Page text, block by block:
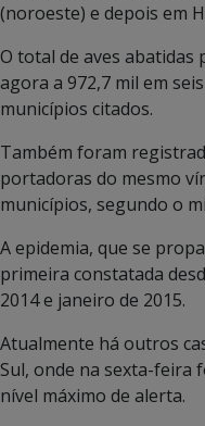
(noroeste) e depois em
O total de aves abatidas
agora a 972,7 mil em
municípios citados.
Também foram
portadoras do mesmo
municípios, segundo o
A epidemia, que se
primeira constatada
2014 e janeiro de 2015.
Atualmente há outros
Sul, onde na sexta-feira
nível máximo de alerta.